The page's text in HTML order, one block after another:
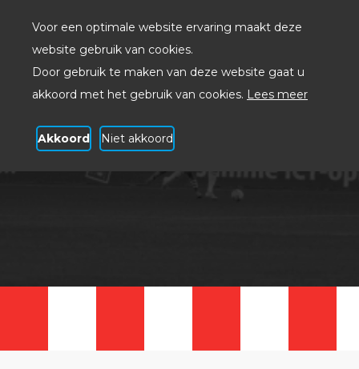
Voor een optimale website ervaring maakt deze
website gebruik van cookies.
Door gebruik te maken van deze website gaat u
akkoord met het gebruik van cookies. Lees meer
Akkoord Niet akkoord
ICT op z'n Spartaans